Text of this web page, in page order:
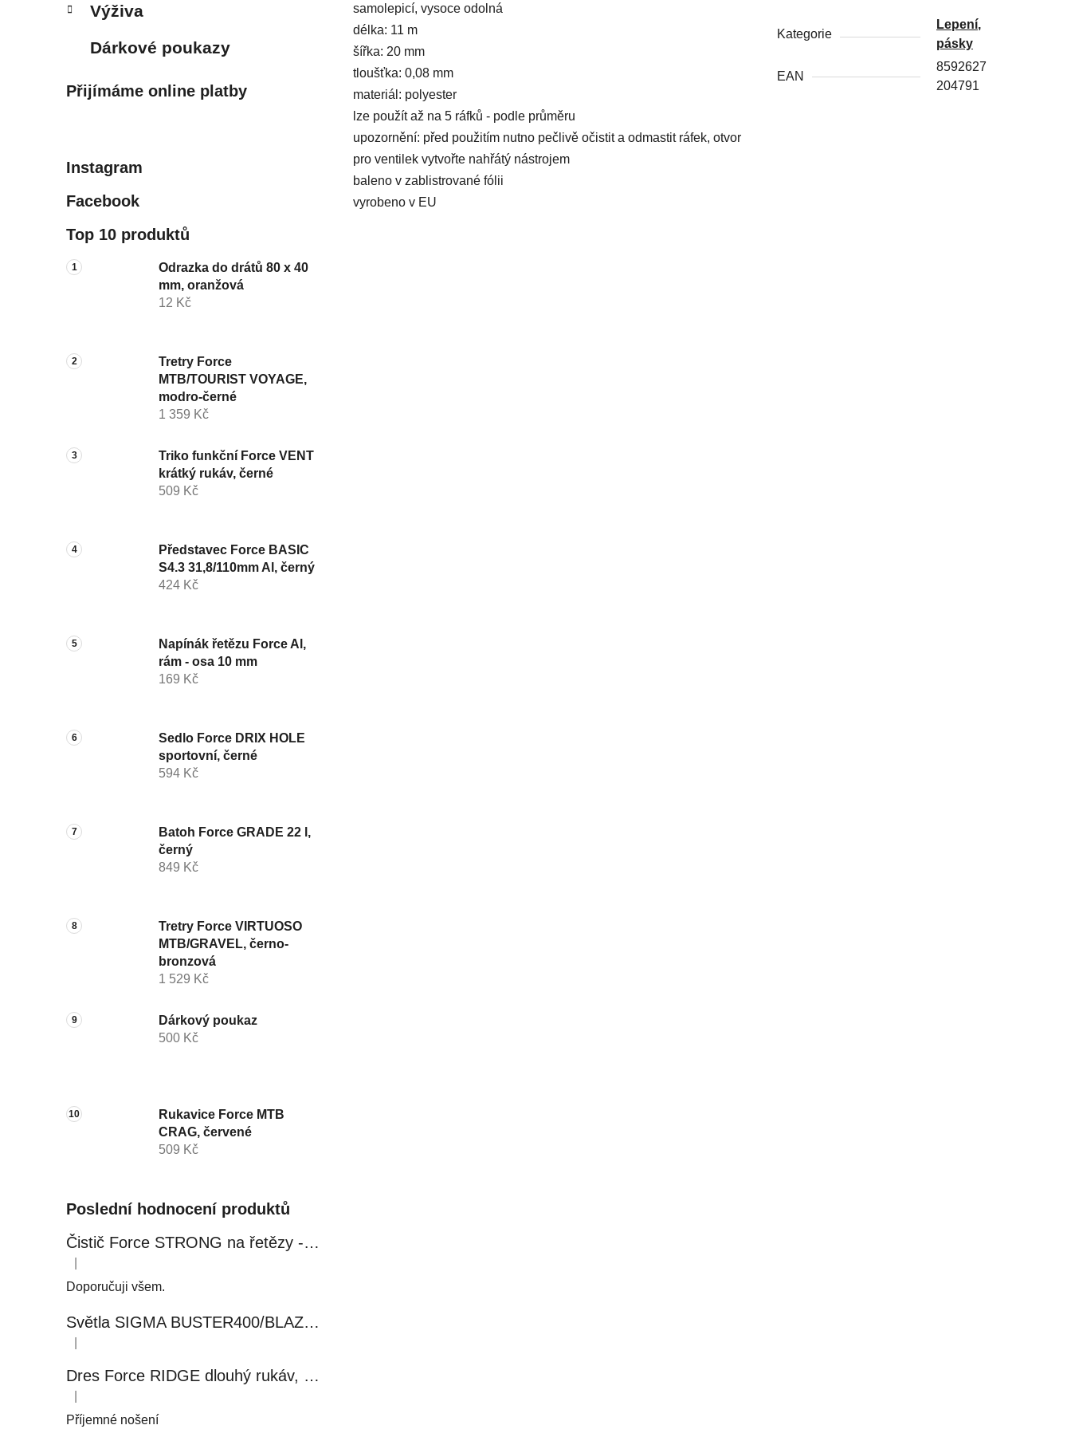
Výživa
Dárkové poukazy
Přijímáme online platby
Instagram
Facebook
Top 10 produktů
Odrazka do drátů 80 x 40
mm, oranžová
12 Kč
Tretry Force
MTB/TOURIST VOYAGE,
modro-černé
1 359 Kč
Triko funkční Force VENT
krátký rukáv, černé
509 Kč
Představec Force BASIC
S4.3 31,8/110mm Al, černý
424 Kč
Napínák řetězu Force Al,
rám - osa 10 mm
169 Kč
Sedlo Force DRIX HOLE
sportovní, černé
594 Kč
Batoh Force GRADE 22 l,
černý
849 Kč
Tretry Force VIRTUOSO
MTB/GRAVEL, černo-
bronzová
1 529 Kč
Dárkový poukaz
500 Kč
Rukavice Force MTB
CRAG, červené
509 Kč
Poslední hodnocení produktů
Čistič Force STRONG na řetězy - 0,5 l, láhev - růžový
Hodnocení produktu je 5 z 5 hvězdiček.
Doporučuji všem.
Světla SIGMA BUSTER400/BLAZE FLASH, přední+zadní
Hodnocení produktu je 5 z 5 hvězdiček.
Dres Force RIDGE dlouhý rukáv, černo-modrý
Hodnocení produktu je 5 z 5 hvězdiček.
Příjemné nošení
samolepicí, vysoce odolná
délka: 11 m
šířka: 20 mm
tloušťka: 0,08 mm
materiál: polyester
lze použít až na 5 ráfků - podle průměru
upozornění: před použitím nutno pečlivě očistit a odmastit ráfek, otvor
pro ventilek vytvořte nahřátý nástrojem
baleno v zablistrované fólii
vyrobeno v EU
Kategorie
Lepení,
pásky
EAN
8592627
204791